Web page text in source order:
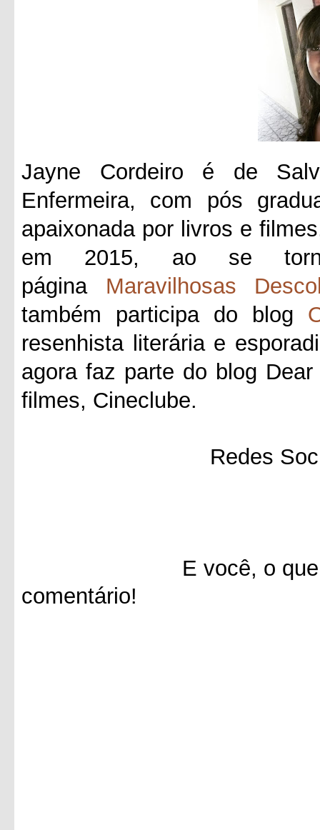
Jayne Cordeiro é de
Enfermeira, com pós
apaixonada por livros e
em 2015, ao se
página Maravilhosas
também participa do blog
resenhista literária e
agora faz parte do blog
filmes, Cineclube.
Redes
E você, o que achou
comentário!